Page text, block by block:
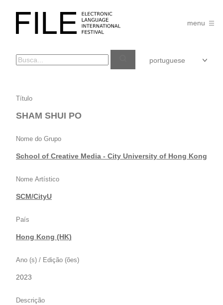
FILE
FESTIVAL
menu
SHAM
SHUI
Título
SHAM SHUI PO
Nome do Grupo
School of Creative Media - City University of Hong Kong
Nome Artístico
SCM/CityU
País
Hong Kong (HK)
Ano (s) / Edição (ões)
2023
Descrição